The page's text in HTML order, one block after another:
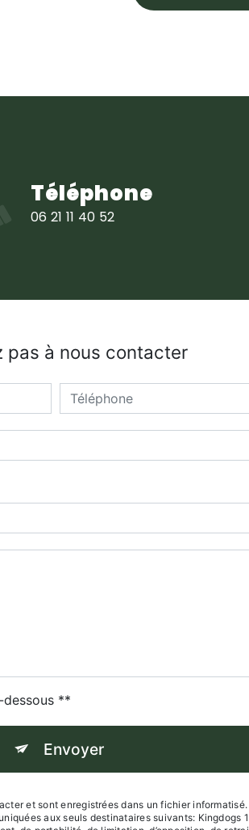
Téléphone
06 21 11 40 52
pas à nous contacter
**
Envoyer
et sont enregistrées dans un fichier
aux seuls destinataires suivants: Kingdogs